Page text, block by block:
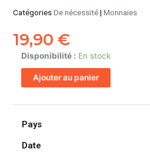
CatégoriesDe nécessité|Monnaies
19,90€
Disponibilité : En stock
quantité
de
NANTES
Compagnie
des
Ajouter au panier
Pays
Date